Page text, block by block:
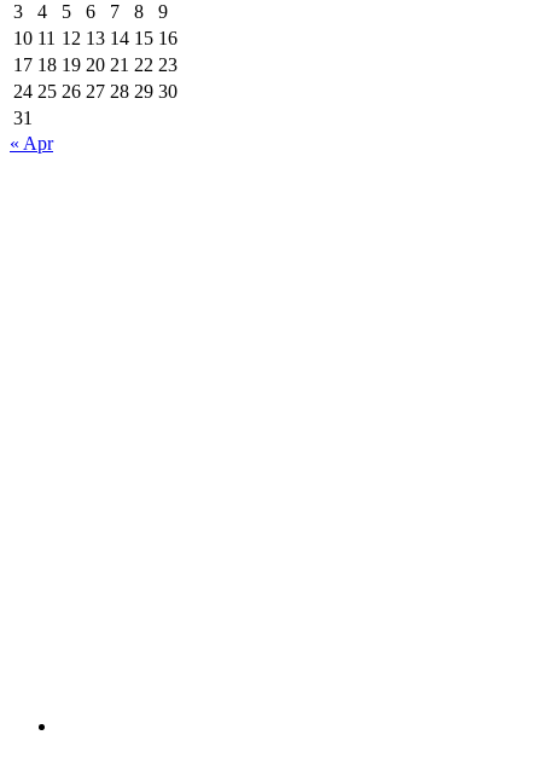
3
4 5 6 7 8
9
10 11 12 13 14 15 16
17 18 19 20 21 22 23
24 25 26 27 28 29 30
31
« Apr